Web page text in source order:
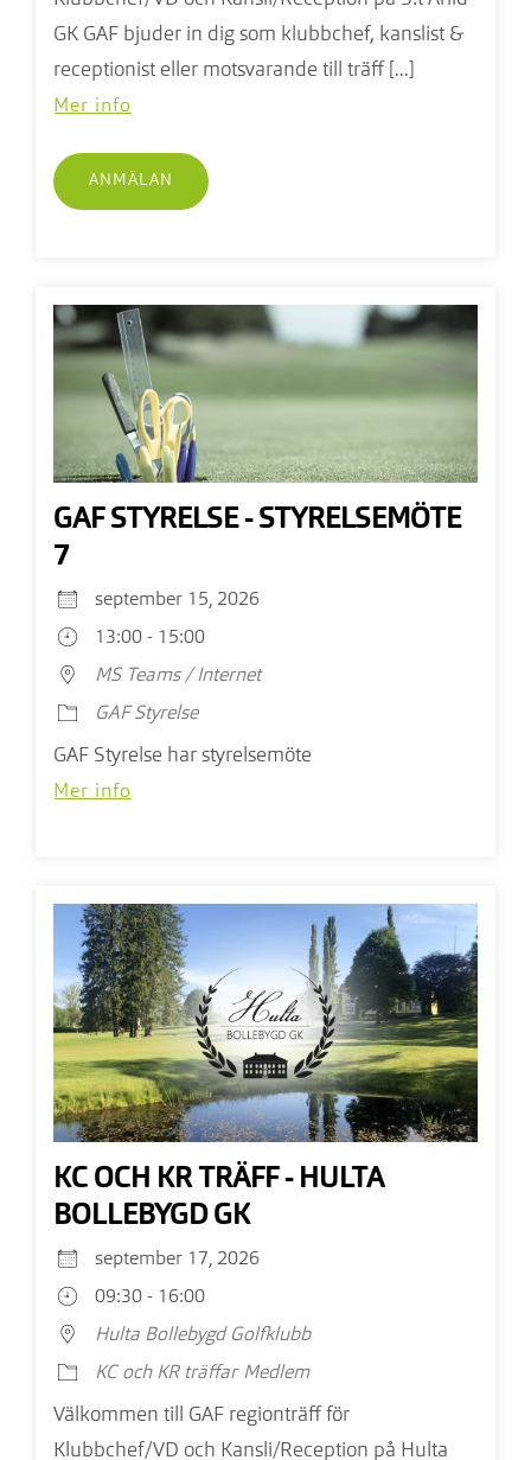
GK GAF bjuder in dig som klubbchef, kanslist &
receptionist eller motsvarande till träff [...]
Mer info
ANMÄLAN
GAF STYRELSE - STYRELSEMÖTE
7
september 15, 2026
13:00 - 15:00
MS Teams / Internet
GAF Styrelse
GAF Styrelse har styrelsemöte
Mer info
KC OCH KR TRÄFF - HULTA
BOLLEBYGD GK
september 17, 2026
09:30 - 16:00
Hulta Bollebygd Golfklubb
KC och KR träffar Medlem
Välkommen till GAF regionträff för
Klubbchef/VD och Kansli/Reception på Hulta